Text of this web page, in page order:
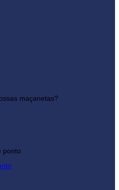
maçanetas?
ponto